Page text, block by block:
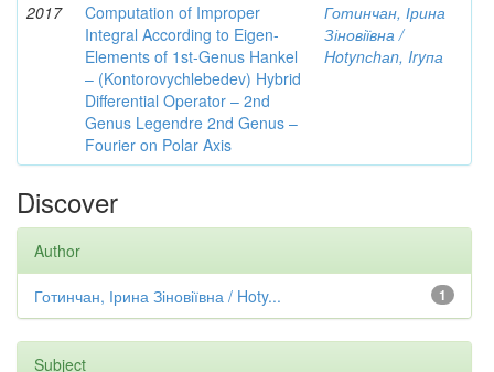
2017
Computation of Improper
Integral According to Eigen-
Elements of 1st-Genus Hankel
– (Kontorovychlebedev) Hybrid
Differential Operator – 2nd
Genus Legendre 2nd Genus –
Fourier on Polar Axis
Готинчан, Ірина
Зіновіївна /
Hotynсhаn, Iryпа
Discover
Author
1
Готинчан, Ірина Зіновіївна / Hoty...
Subject